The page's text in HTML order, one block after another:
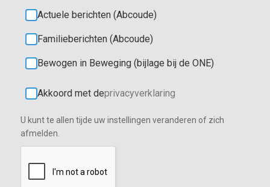
Actuele berichten (Abcoude)
Familieberichten (Abcoude)
Bewogen in Beweging (bijlage bij de ONE)
Akkoord met deprivacyverklaring
U kunt te allen tijde uw instellingen veranderen of zich
afmelden.